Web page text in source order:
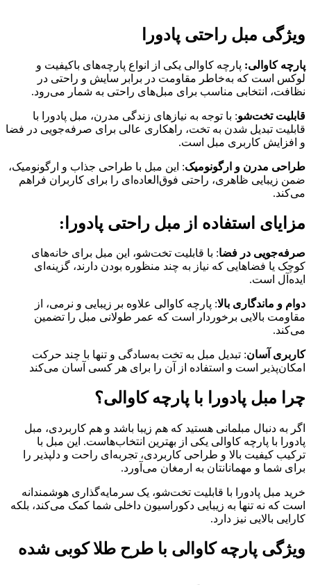
ویژگی مبل راحتی پادورا
پارچه کاوالی: پارچه کاوالی یکی از انواع پارچه‌های باکیفیت و
لوکس است که به‌خاطر مقاومت در برابر سایش و راحتی در
نظافت، انتخابی مناسب برای مبل‌های راحتی به شمار می‌رود.
قابلیت تخت‌شو: با توجه به نیازهای زندگی مدرن، مبل پادورا با
قابلیت تبدیل شدن به تخت، راهکاری عالی برای صرفه‌جویی در فضا
و افزایش کاربری مبل است.
طراحی مدرن و ارگونومیک: این مبل با طراحی جذاب و ارگونومیک،
ضمن زیبایی ظاهری، راحتی فوق‌العاده‌ای را برای کاربران فراهم
می‌کند.
مزایای استفاده از مبل راحتی پادورا:
صرفه‌جویی در فضا: با قابلیت تخت‌شو، این مبل برای خانه‌های
کوچک یا فضاهایی که نیاز به چند منظوره بودن دارند، گزینه‌ای
ایده‌آل است.
دوام و ماندگاری بالا: پارچه کاوالی علاوه بر زیبایی و نرمی، از
مقاومت بالایی برخوردار است که عمر طولانی مبل را تضمین
می‌کند.
کاربری آسان: تبدیل مبل به تخت به‌سادگی و تنها با چند حرکت
امکان‌پذیر است و استفاده از آن را برای هر کسی آسان می‌کند
چرا مبل پادورا با پارچه کاوالی؟
اگر به دنبال مبلمانی هستید که هم زیبا باشد و هم کاربردی، مبل
پادورا با پارچه کاوالی یکی از بهترین انتخاب‌هاست. این مبل با
ترکیب کیفیت بالا و طراحی کاربردی، تجربه‌ای راحت و دلپذیر را
برای شما و مهمانانتان به ارمغان می‌آورد.
خرید مبل پادورا با قابلیت تخت‌شو، یک سرمایه‌گذاری هوشمندانه
است که نه تنها به زیبایی دکوراسیون داخلی شما کمک می‌کند، بلکه
کارایی بالایی نیز دارد.
ویژگی پارچه کاوالی با طرح طلا کوبی شده